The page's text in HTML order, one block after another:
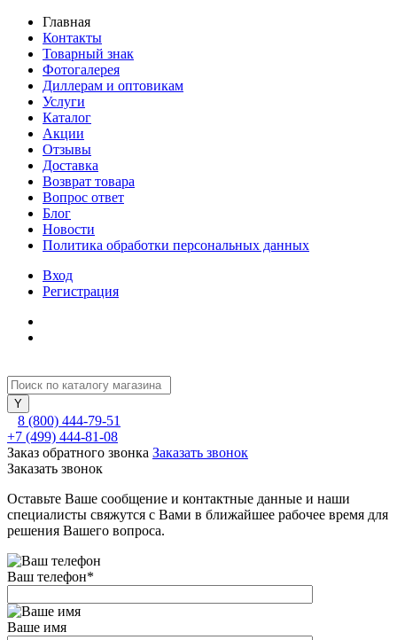
Главная
Контакты
Товарный знак
Фотогалерея
Диллерам и оптовикам
Услуги
Каталог
Акции
Отзывы
Доставка
Возврат товара
Вопрос ответ
Блог
Новости
Политика обработки персональных данных
Вход
Регистрация
8 (800) 444-79-51
+7 (499) 444-81-08
Заказ обратного звонка Заказать звонок
Заказать звонок
Оставьте Ваше сообщение и контактные данные и наши
специалисты свяжутся с Вами в ближайшее рабочее время для
решения Вашего вопроса.
Ваш телефон*
Ваше имя